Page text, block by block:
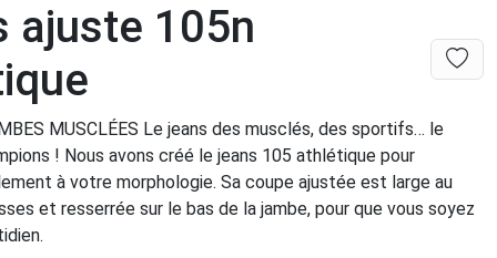
ajuste 105n
MUSCLÉES Le jeans des musclés, des sportifs… le
! Nous avons créé le jeans 105 athlétique pour
à votre morphologie. Sa coupe ajustée est large au
et resserrée sur le bas de la jambe, pour que vous soyez